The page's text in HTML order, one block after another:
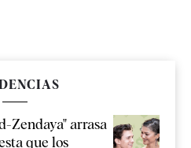
Zendaya" arrasa
que los